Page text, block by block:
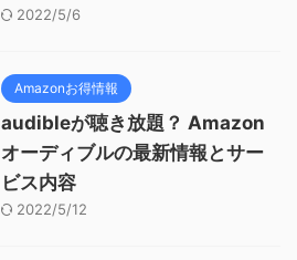
2022/5/6
Amazonお得情報
audibleが聴き放題？ Amazon
オーディブルの最新情報とサー
ビス内容
2022/5/12